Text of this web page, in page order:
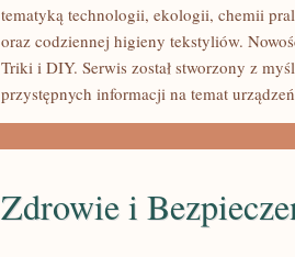
tematyką technologii, ekologii, chemii
oraz codziennej higieny tekstyliów.
Triki i DIY. Serwis został stworzony z
przystępnych informacji na temat urządzeń
Zdrowie i